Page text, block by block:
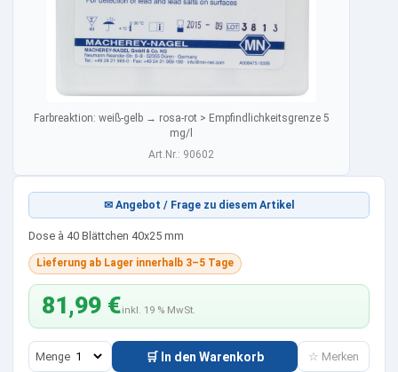
Farbreaktion: weiß-gelb → rosa-rot > Empfindlichkeitsgrenze 5
mg/l
Art.Nr.: 90602
✉ Angebot / Frage zu diesem Artikel
Dose à 40 Blättchen 40x25 mm
Lieferung ab Lager innerhalb 3–5 Tage
81,99 €inkl. 19 % MwSt.
Menge 🛒 In den Warenkorb ☆ Merken